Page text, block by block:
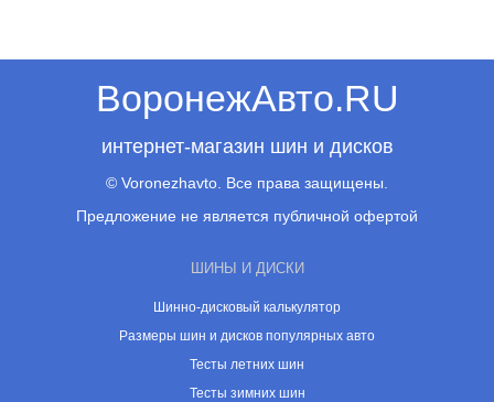
ВоронежАвто.RU
интернет-магазин шин и дисков
© Voronezhavto. Все права защищены.
Предложение не является публичной офертой
ШИНЫ И ДИСКИ
Шинно-дисковый калькулятор
Размеры шин и дисков популярных авто
Тесты летних шин
Тесты зимних шин